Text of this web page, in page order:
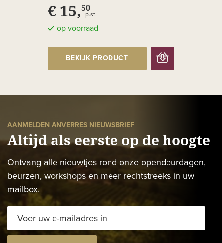
€ 15,50
p.st.
op voorraad
BEKIJK PRODUCT
AANMELDEN ANVERRES NIEUWSBRIEF
Altijd als eerste op de hoogte
Ontvang alle nieuwtjes rond onze opendeurdagen,
beurzen, workshops en meer rechtstreeks in uw
mailbox.